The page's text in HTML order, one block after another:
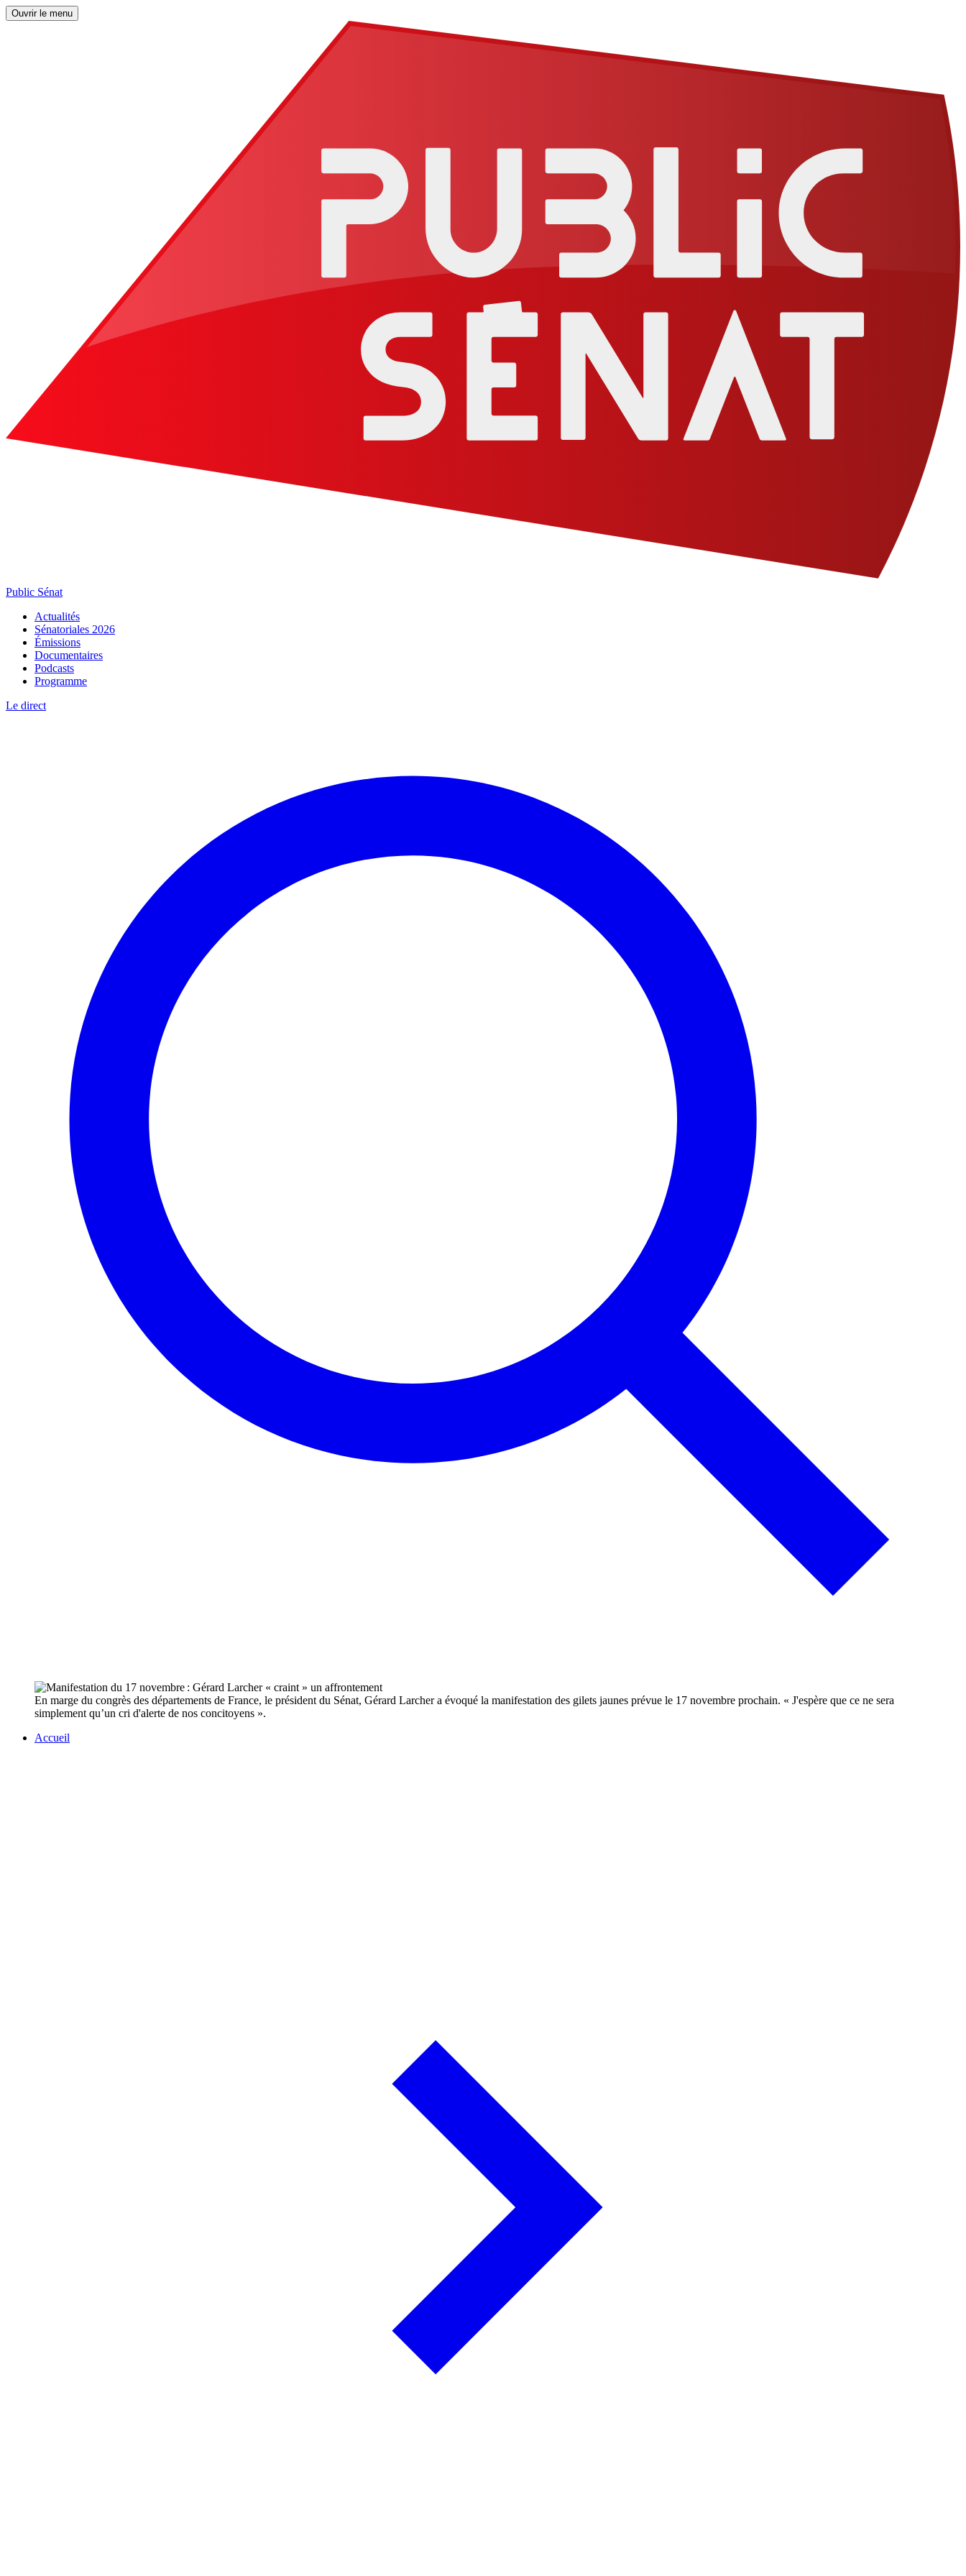
Ouvrir le menu
Public Sénat
Actualités
Sénatoriales 2026
Émissions
Documentaires
Podcasts
Programme
Le direct
En marge du congrès des départements de France, le président du Sénat, Gérard Larcher a évoqué la manifestation des gilets jaunes prévue le 17 novembre prochain. « J'espère que ce ne sera
simplement qu’un cri d'alerte de nos concitoyens ».
Accueil